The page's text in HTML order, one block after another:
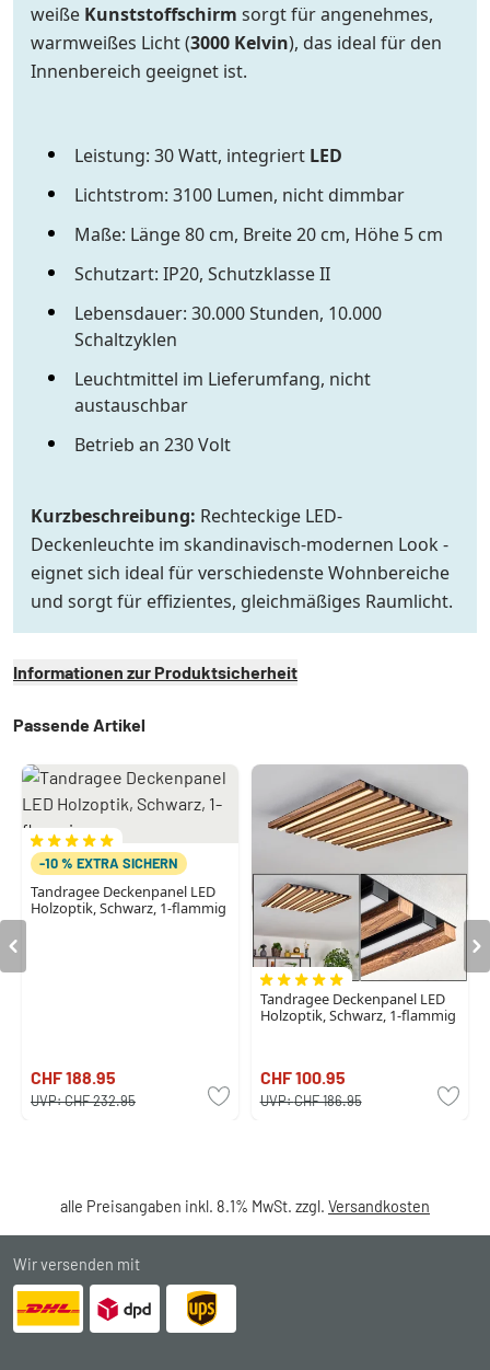
weiße Kunststoffschirm sorgt für angenehmes,
warmweißes Licht (3000 Kelvin), das ideal für den
Innenbereich geeignet ist.
Leistung: 30 Watt, integriert LED
Lichtstrom: 3100 Lumen, nicht dimmbar
Maße: Länge 80 cm, Breite 20 cm, Höhe 5 cm
Schutzart: IP20, Schutzklasse II
Lebensdauer: 30.000 Stunden, 10.000
Schaltzyklen
Leuchtmittel im Lieferumfang, nicht
austauschbar
Betrieb an 230 Volt
Kurzbeschreibung: Rechteckige LED-
Deckenleuchte im skandinavisch-modernen Look -
eignet sich ideal für verschiedenste Wohnbereiche
und sorgt für effizientes, gleichmäßiges Raumlicht.
Informationen zur Produktsicherheit
Passende Artikel
-10 % EXTRA SICHERN
Tandragee Deckenpanel LED
Holzoptik, Schwarz, 1-flammig
CHF 188.95
UVP:CHF 232.95
Tandragee Deckenpanel LED
Holzoptik, Schwarz, 1-flammig
CHF 100.95
UVP:CHF 186.95
alle Preisangaben inkl. 8.1% MwSt. zzgl. Versandkosten
Wir versenden mit